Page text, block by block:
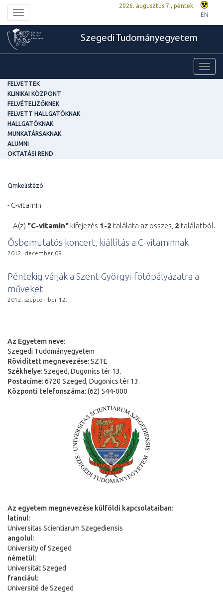
Toggle
navigation
2026. augusztus 7., péntek
EN
Szegedi Tudományegyetem
FELVETTEK
KLINIKAI KÖZPONT
FELVÉTELIZŐKNEK
FELVETT HALLGATÓKNAK
HALLGATÓKNAK
MUNKATÁRSAKNAK
ALUMNI
OKTATÁSI REND
Cimkelistázó
- C-vitamin
A(z) "C-vitamin" kifejezés 1-2 találata az összes, 2 találatból.
Ősbemutatós koncert, kiállítás a C-vitaminnak
2012. december 08.
Péntekig várják a Szent-Györgyi-fotópályázatra a
műveket
2012. szeptember 12.
Az Egyetem neve:
Szegedi Tudományegyetem
Rövidített megnevezése:SZTE
Székhelye:Szeged, Dugonics tér 13.
Postacíme:6720 Szeged, Dugonics tér 13.
Központi telefonszáma:(62) 544-000
Az egyetem megnevezése külföldi kapcsolataiban:
latinul:
Universitas Scientiarum Szegediensis
angolul:
University of Szeged
németül:
Universität Szeged
franciául:
Université de Szeged